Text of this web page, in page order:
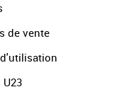
de vente